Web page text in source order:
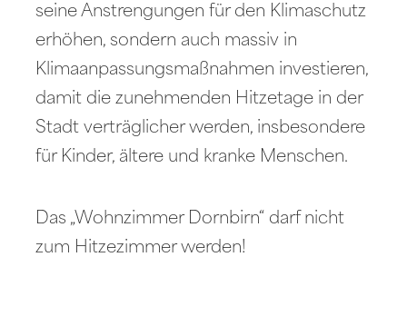
seine Anstrengungen für den Klimaschutz
erhöhen, sondern auch massiv in
Klimaanpassungsmaßnahmen investieren,
damit die zunehmenden Hitzetage in der
Stadt verträglicher werden, insbesondere
für Kinder, ältere und kranke Menschen.
Das „Wohnzimmer Dornbirn“ darf nicht
zum Hitzezimmer werden!